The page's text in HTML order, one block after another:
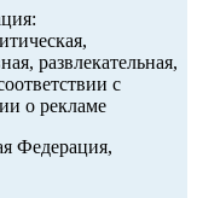
развлекательная,
с
о рекламе
Федерация,